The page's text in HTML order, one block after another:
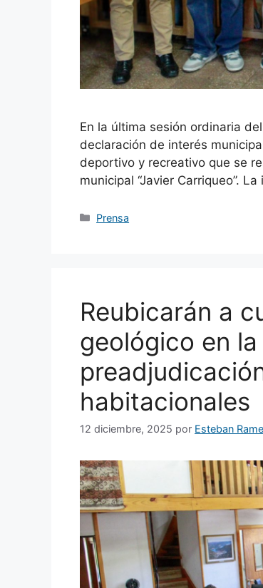
En la última sesión ordinaria
declaración de interés
deportivo y recreativo que se
municipal “Javier Carriqueo”.
Categorías
Prensa
Reubicarán a
geológico en
habitacionales
12 diciembre, 2025 por Esteban